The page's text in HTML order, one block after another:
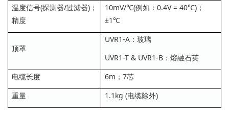
温度信号(探测器/过滤器)；
精度
10mV/℃(例如：0.4V = 40℃)；
±1℃
顶罩
UVR1-A：玻璃
UVR1-T & UVR1-B：熔融石英
电缆长度
6m；7芯
重量
1.1kg (电缆除外)